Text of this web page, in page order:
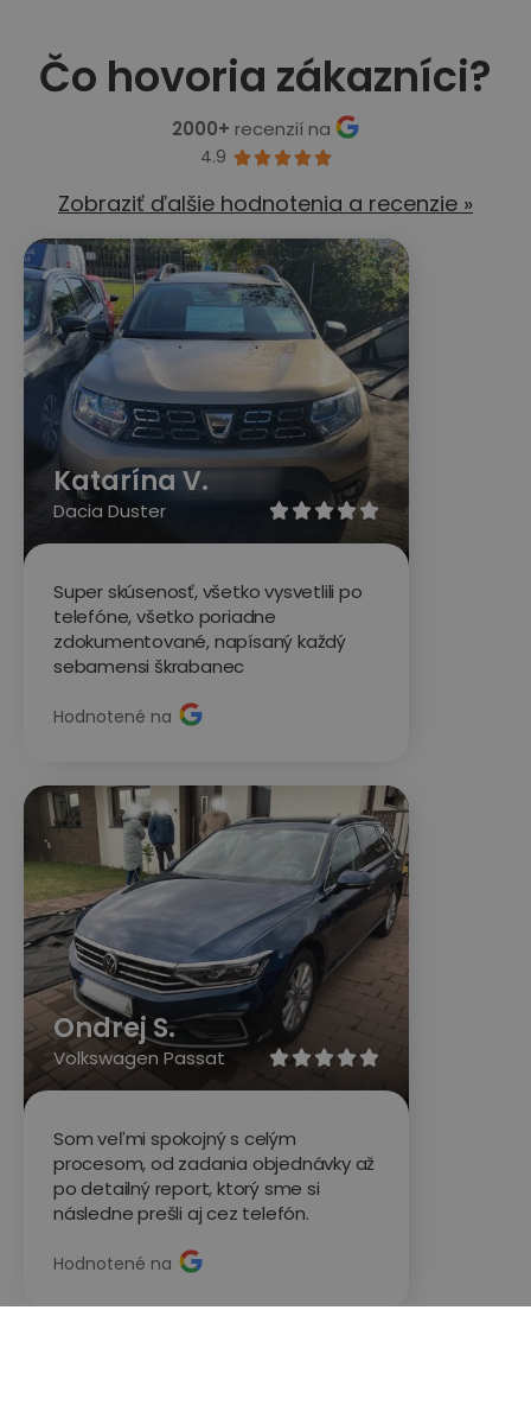
Čo hovoria zákazníci?
2000+ recenzií na
4.9 
Zobraziť ďalšie hodnotenia a recenzie »

Katarína V.
Dacia Duster
Super skúsenosť, všetko vysvetlili po
telefóne, všetko poriadne
zdokumentované, napísaný každý
sebamensi škrabanec
Hodnotené na
 
Ondrej S.
Volkswagen Passat
Som veľmi spokojný s celým
procesom, od zadania objednávky až
po detailný report, ktorý sme si
následne prešli aj cez telefón.
Hodnotené na